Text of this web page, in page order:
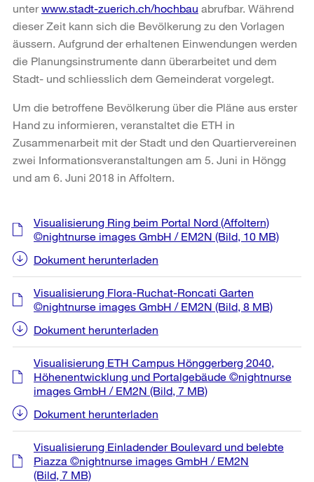
unterwww.stadt-zuerich.ch/hochbau abrufbar. Während
dieser Zeit kann sich die Bevölkerung zu den Vorlagen
äussern. Aufgrund der erhaltenen Einwendungen werden
die Planungsinstrumente dann überarbeitet und dem
Stadt- und schliesslich dem Gemeinderat vorgelegt.
Um die betroffene Bevölkerung über die Pläne aus erster
Hand zu informieren, veranstaltet die ETH in
Zusammenarbeit mit der Stadt und den Quartiervereinen
zwei Informationsveranstaltungen am 5. Juni in Höngg
und am 6. Juni 2018 in Affoltern.
Weitere
Informationen
Visualisierung Ring beim Portal Nord (Affoltern)
©nightnurse images GmbH / EM2N (Bild, 10 MB)
Dokument herunterladen
Visualisierung Flora-Ruchat-Roncati Garten
©nightnurse images GmbH / EM2N (Bild, 8 MB)
Dokument herunterladen
Visualisierung ETH Campus Hönggerberg 2040,
Höhenentwicklung und Portalgebäude ©nightnurse
images GmbH / EM2N (Bild, 7 MB)
Dokument herunterladen
Visualisierung Einladender Boulevard und belebte
Piazza ©nightnurse images GmbH / EM2N
(Bild, 7 MB)